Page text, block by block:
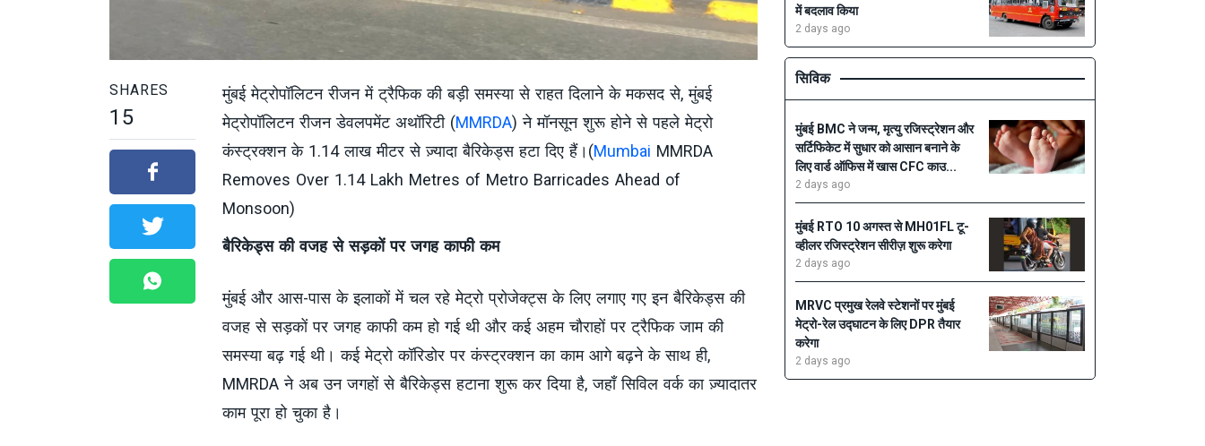
SHARES
15
मुंबई मेट्रोपॉलिटन रीजन में ट्रैफिक की बड़ी समस्या से राहत दिलाने के मकसद से, मुंबई
मेट्रोपॉलिटन रीजन डेवलपमेंट अथॉरिटी (MMRDA) ने मॉनसून शुरू होने से पहले मेट्रो
कंस्ट्रक्शन के 1.14 लाख मीटर से ज़्यादा बैरिकेड्स हटा दिए हैं।(Mumbai MMRDA
Removes Over 1.14 Lakh Metres of Metro Barricades Ahead of
Monsoon)
बैरिकेड्स की वजह से सड़कों पर जगह काफी कम
मुंबई और आस-पास के इलाकों में चल रहे मेट्रो प्रोजेक्ट्स के लिए लगाए गए इन बैरिकेड्स की
वजह से सड़कों पर जगह काफी कम हो गई थी और कई अहम चौराहों पर ट्रैफिक जाम की
समस्या बढ़ गई थी। कई मेट्रो कॉरिडोर पर कंस्ट्रक्शन का काम आगे बढ़ने के साथ ही,
MMRDA ने अब उन जगहों से बैरिकेड्स हटाना शुरू कर दिया है, जहाँ सिविल वर्क का ज़्यादातर
काम पूरा हो चुका है।
में बदलाव किया
2 days ago
सिविक
मुंबई BMC ने जन्म, मृत्यु रजिस्ट्रेशन और
सर्टिफिकेट में सुधार को आसान बनाने के
लिए वार्ड ऑफिस में खास CFC काउ...
2 days ago
मुंबई RTO 10 अगस्त से MH01FL टू-
व्हीलर रजिस्ट्रेशन सीरीज़ शुरू करेगा
2 days ago
MRVC प्रमुख रेलवे स्टेशनों पर मुंबई
मेट्रो-रेल उद्घाटन के लिए DPR तैयार
करेगा
2 days ago